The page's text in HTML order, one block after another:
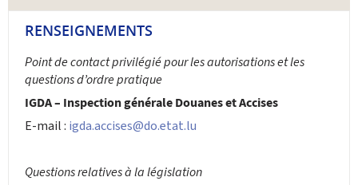
RENSEIGNEMENTS
Point de contact privilégié pour les autorisations et les
questions d’ordre pratique
IGDA – Inspection générale Douanes et Accises
E-mail : igda.accises@do.etat.lu
Questions relatives à la législation